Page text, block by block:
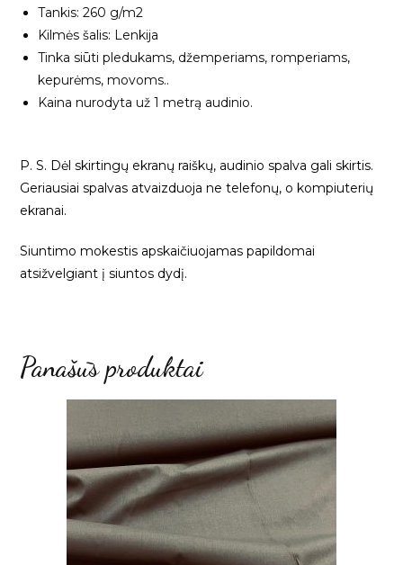
Tankis: 260 g/m2
Kilmės šalis: Lenkija
Tinka siūti pledukams, džemperiams, romperiams,
kepurėms, movoms..
Kaina nurodyta už 1 metrą audinio.
P. S. Dėl skirtingų ekranų raiškų, audinio spalva gali skirtis.
Geriausiai spalvas atvaizduoja ne telefonų, o kompiuterių
ekranai.
Siuntimo mokestis apskaičiuojamas papildomai
atsižvelgiant į siuntos dydį.
Panašūs produktai